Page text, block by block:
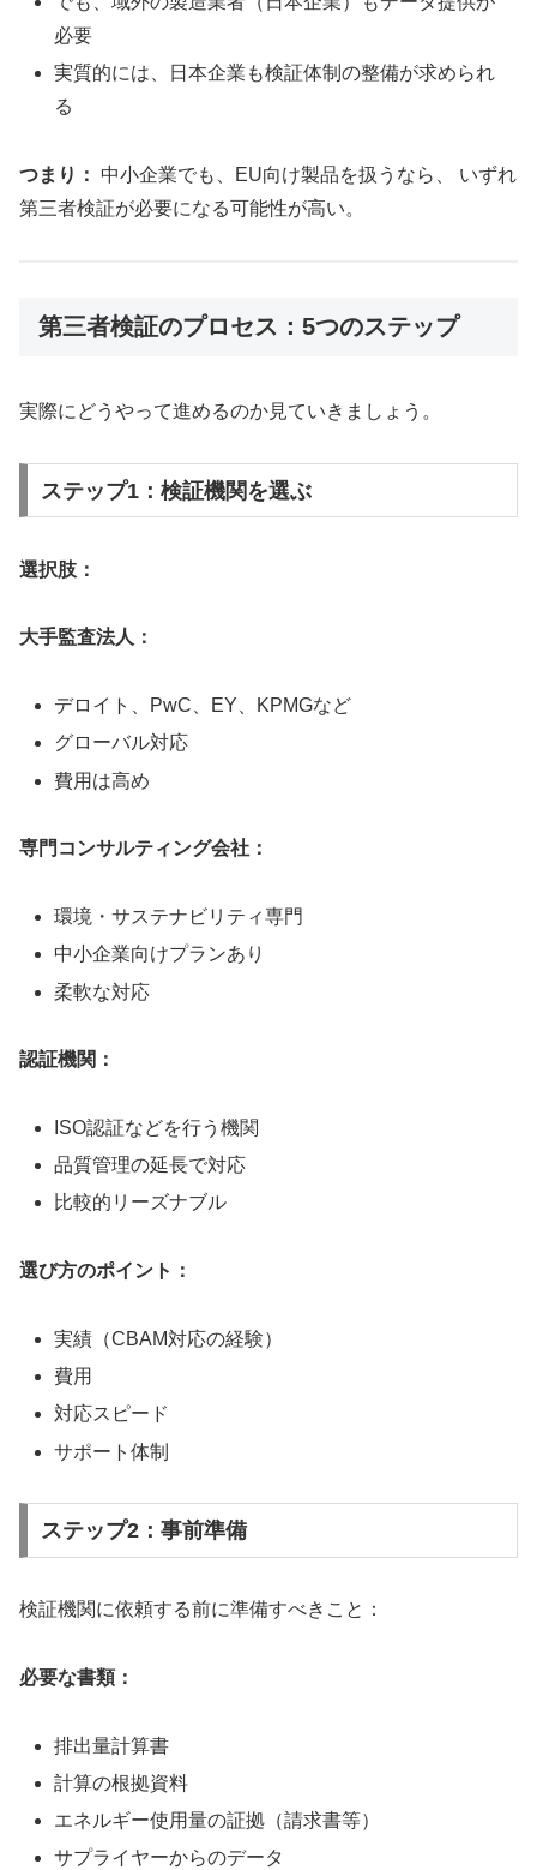
必要
実質的には、日本企業も検証体制の整備が求められ
る
つまり：
中小企業でも、EU向け製品を扱うなら、 いずれ
第三者検証が必要になる可能性が高い。
第三者検証のプロセス：5つのステップ
実際にどうやって進めるのか見ていきましょう。
ステップ1：検証機関を選ぶ
選択肢：
大手監査法人：
デロイト、PwC、EY、KPMGなど
グローバル対応
費用は高め
専門コンサルティング会社：
環境・サステナビリティ専門
中小企業向けプランあり
柔軟な対応
認証機関：
ISO認証などを行う機関
品質管理の延長で対応
比較的リーズナブル
選び方のポイント：
実績（CBAM対応の経験）
費用
対応スピード
サポート体制
ステップ2：事前準備
検証機関に依頼する前に準備すべきこと：
必要な書類：
排出量計算書
計算の根拠資料
エネルギー使用量の証拠（請求書等）
サプライヤーからのデータ